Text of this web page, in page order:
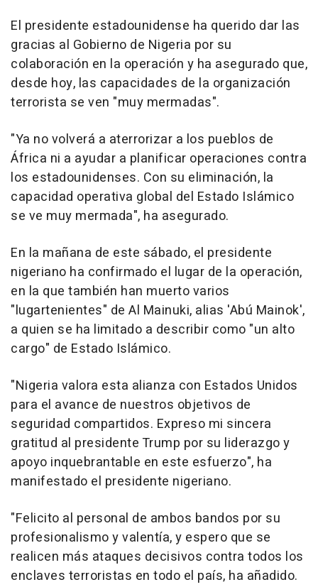
El presidente estadounidense ha querido dar las
gracias al Gobierno de Nigeria por su
colaboración en la operación y ha asegurado que,
desde hoy, las capacidades de la organización
terrorista se ven "muy mermadas".
"Ya no volverá a aterrorizar a los pueblos de
África ni a ayudar a planificar operaciones contra
los estadounidenses. Con su eliminación, la
capacidad operativa global del Estado Islámico
se ve muy mermada", ha asegurado.
En la mañana de este sábado, el presidente
nigeriano ha confirmado el lugar de la operación,
en la que también han muerto varios
"lugartenientes" de Al Mainuki, alias 'Abú Mainok',
a quien se ha limitado a describir como "un alto
cargo" de Estado Islámico.
"Nigeria valora esta alianza con Estados Unidos
para el avance de nuestros objetivos de
seguridad compartidos. Expreso mi sincera
gratitud al presidente Trump por su liderazgo y
apoyo inquebrantable en este esfuerzo", ha
manifestado el presidente nigeriano.
"Felicito al personal de ambos bandos por su
profesionalismo y valentía, y espero que se
realicen más ataques decisivos contra todos los
enclaves terroristas en todo el país, ha añadido.